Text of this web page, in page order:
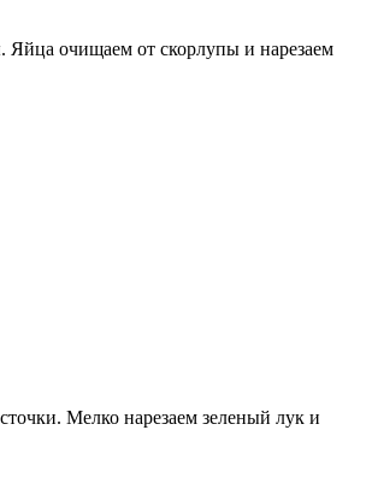
Яйца очищаем от скорлупы и нарезаем
Мелко нарезаем зеленый лук и